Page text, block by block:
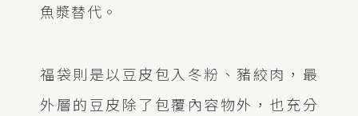
魚漿替代。
福袋則是以豆皮包入冬粉、豬絞肉，最
外層的豆皮除了包覆內容物外，也充分